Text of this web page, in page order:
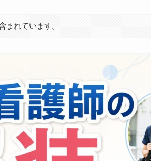
まれています。